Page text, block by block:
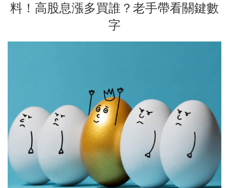
料！高股息漲多買誰？老手帶看關鍵數
字